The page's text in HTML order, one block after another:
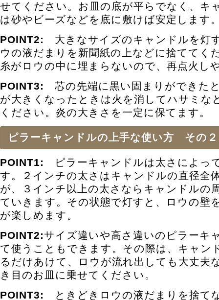
せてください。お皿の底が平らでなく、キ
は砂やビーズなどを底に敷けば安定します
POINT2:
大きなサイズのキャンドルを灯
ウの液だまりを新聞紙の上などに捨ててく
糸がロウの中に埋まらないので、再点火し
POINT3:
芯の先端に黒い固まりができた
が大きくなったときは火を消してハサミな
ください。炎の大きさを一定に保てます。
ピラーキャンドルの上手な使い方 その２
POINT1:
ピラーキャンドルは太さによっ
す。２インチの太さはキャンドルの直径全
が、３インチ以上の太さならキャンドルの
ていきます。その状態で灯すと、ロウの壁
が楽しめます。
POINT2:サイズ違いや高さ違いのピラーキ
て使うこともできます。その際は、キャン
るだけあけて、ロウが流れ出しても大丈夫
き目のお皿に乗せてください。
POINT3:
ときどきロウの液だまりを捨て